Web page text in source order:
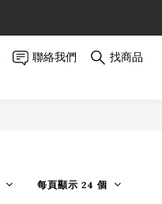
聯絡我們
找商品
每頁顯示 24 個